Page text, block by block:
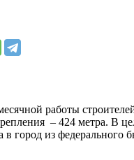
работы
– 424 метра. В
в город из федерального